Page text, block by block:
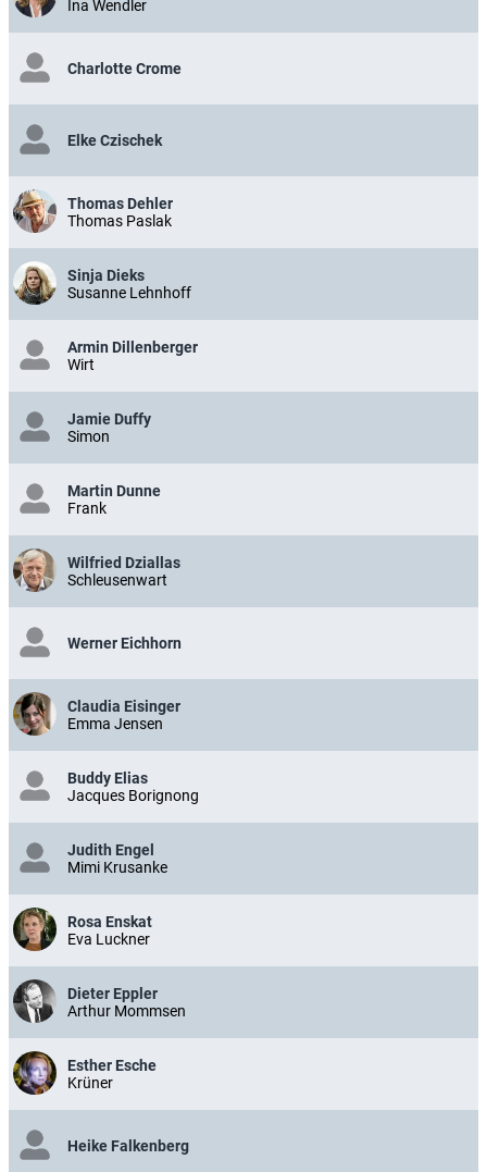
Ina Wendler
Charlotte Crome
Elke Czischek
Thomas Dehler
Thomas Paslak
Sinja Dieks
Susanne Lehnhoff
Armin Dillenberger
Wirt
Jamie Duffy
Simon
Martin Dunne
Frank
Wilfried Dziallas
Schleusenwart
Werner Eichhorn
Claudia Eisinger
Emma Jensen
Buddy Elias
Jacques Borignong
Judith Engel
Mimi Krusanke
Rosa Enskat
Eva Luckner
Dieter Eppler
Arthur Mommsen
Esther Esche
Krüner
Heike Falkenberg